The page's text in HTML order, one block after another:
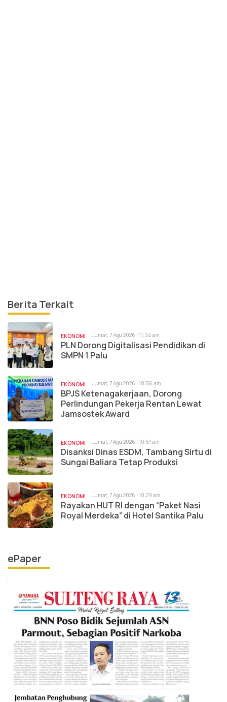
Berita Terkait
EKONOMI Jumat, 7 Agu 2026 | 11:04 am
PLN Dorong Digitalisasi Pendidikan di
SMPN 1 Palu
EKONOMI Jumat, 7 Agu 2026 | 10:56 am
BPJS Ketenagakerjaan, Dorong
Perlindungan Pekerja Rentan Lewat
Jamsostek Award
EKONOMI Jumat, 7 Agu 2026 | 10:51 am
Disanksi Dinas ESDM, Tambang Sirtu di
Sungai Baliara Tetap Produksi
EKONOMI Jumat, 7 Agu 2026 | 10:29 am
Rayakan HUT RI dengan “Paket Nasi
Royal Merdeka” di Hotel Santika Palu
ePaper